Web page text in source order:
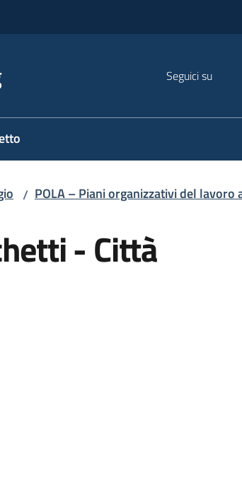
Seguici su
/ POLA – Piani organizzativi del lavoro
- Città